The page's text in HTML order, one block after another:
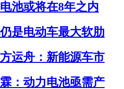
池或将在8年之内
是电动车最大软肋
运舟：新能源车市
：动力电池亟需产